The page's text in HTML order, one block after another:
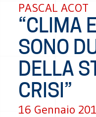
PASCAL ACOT
“CLIMA
SONO
DELLA
CRISI”
16 Gennaio